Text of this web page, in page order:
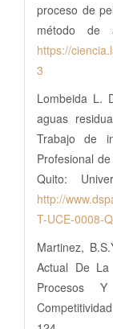
proceso de
método de
https://
3
Lombeida L.
aguas
Trabajo de
Profesional
Quito:
http://
T-UCE-0008-
Martinez,
Actual De
Procesos